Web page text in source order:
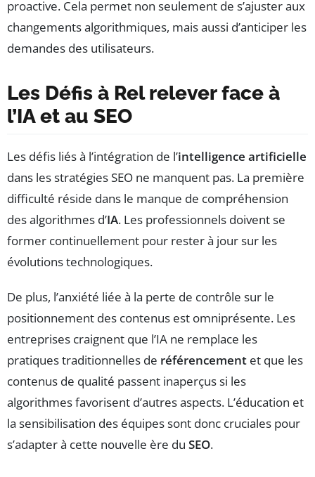
proactive. Cela permet non seulement de s’ajuster aux
changements algorithmiques, mais aussi d’anticiper les
demandes des utilisateurs.
Les Défis à Rel relever face à
l’IA et au SEO
Les défis liés à l’intégration de l’intelligence artificielle
dans les stratégies SEO ne manquent pas. La première
difficulté réside dans le manque de compréhension
des algorithmes d’IA. Les professionnels doivent se
former continuellement pour rester à jour sur les
évolutions technologiques.
De plus, l’anxiété liée à la perte de contrôle sur le
positionnement des contenus est omniprésente. Les
entreprises craignent que l’IA ne remplace les
pratiques traditionnelles de référencement et que les
contenus de qualité passent inaperçus si les
algorithmes favorisent d’autres aspects. L’éducation et
la sensibilisation des équipes sont donc cruciales pour
s’adapter à cette nouvelle ère du SEO.